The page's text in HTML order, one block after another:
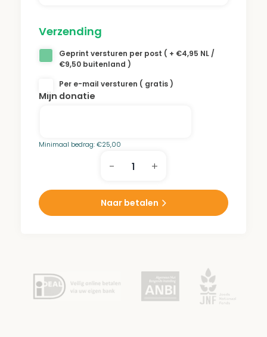
Verzending
Geprint versturen per post ( + €4,95 NL /
€9,50 buitenland )
Per e-mail versturen ( gratis )
Mijn donatie
Minimaal bedrag:€25,00
-
Rebecca
Kuyt
+
Naar betalen